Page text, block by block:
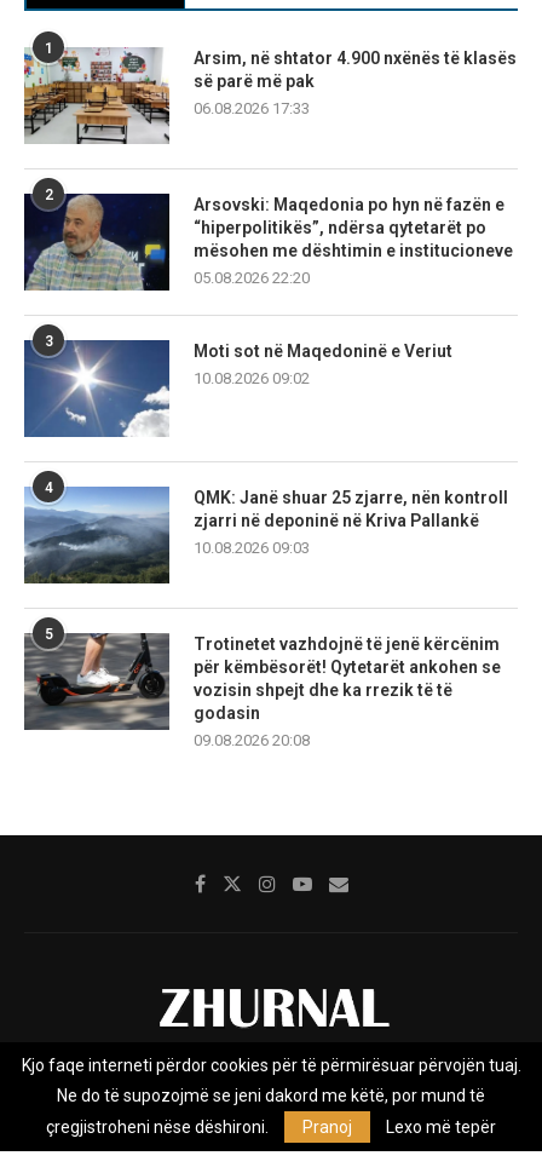
1
Arsim, në shtator 4.900 nxënës të klasës
së parë më pak
06.08.2026 17:33
2
Arsovski: Maqedonia po hyn në fazën e
“hiperpolitikës”, ndërsa qytetarët po
mësohen me dështimin e institucioneve
05.08.2026 22:20
3
Moti sot në Maqedoninë e Veriut
10.08.2026 09:02
4
QMK: Janë shuar 25 zjarre, nën kontroll
zjarri në deponinë në Kriva Pallankë
10.08.2026 09:03
5
Trotinetet vazhdojnë të jenë kërcënim
për këmbësorët! Qytetarët ankohen se
vozisin shpejt dhe ka rrezik të të
godasin
09.08.2026 20:08
Rreth nesh Impresumi Marketing
Kontakt
Privacy Policy
Zhurnal.mk është Agjenci e Lajmeve e pavarur, e themeluar në vitin
Kjo faqe interneti përdor cookies për të përmirësuar përvojën tuaj.
Ne do të supozojmë se jeni dakord me këtë, por mund të
çregjistroheni nëse dëshironi.
Pranoj Lexo më tepër